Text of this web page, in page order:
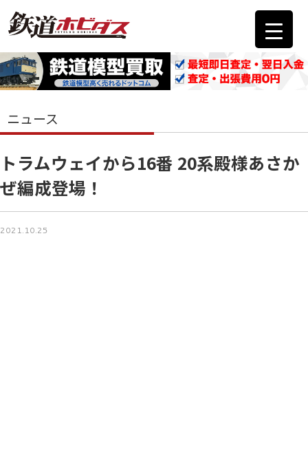
ニュース
トラムウェイから16番 20系殿様あさか
ぜ編成登場！
2021.10.25